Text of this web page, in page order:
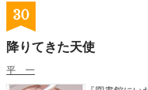
30
降りてきた天使
平 一